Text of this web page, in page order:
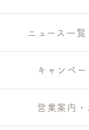
ニュース一覧
キャンペー
営業案内